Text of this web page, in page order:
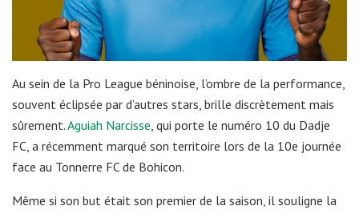
Au sein de la Pro League béninoise, l’ombre de la performance,
souvent éclipsée par d’autres stars, brille discrètement mais
sûrement.Aguiah Narcisse , qui porte le numéro 10 du Dadje
FC, a récemment marqué son territoire lors de la 10e journée
face au Tonnerre FC de Bohicon.
Même si son but était son premier de la saison, il souligne la